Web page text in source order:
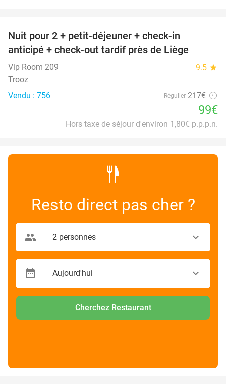
Nuit pour 2 + petit-déjeuner + check-in
anticipé + check-out tardif près de Liège
Vip Room 209 9.5 star
Trooz
Vendu : 756
Régulier 217€
99€
Hors taxe de séjour d'environ 1,80€ p.p.p.n.
Resto direct pas cher ?
Cherchez Restaurant